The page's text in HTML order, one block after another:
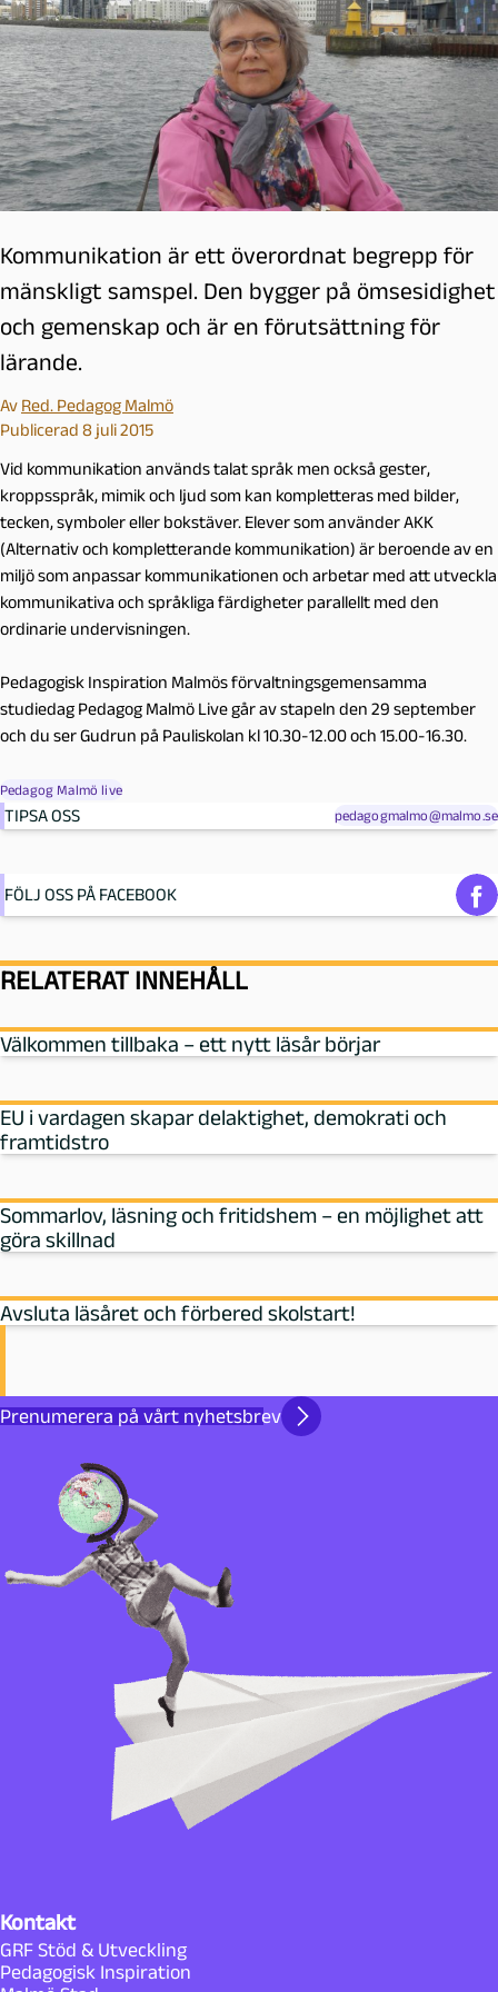
Kommunikation är ett överordnat begrepp för
mänskligt samspel. Den bygger på ömsesidighet
och gemenskap och är en förutsättning för
lärande.
Av Red. Pedagog Malmö
Publicerad 8 juli 2015
Vid kommunikation används talat språk men också gester,
kroppsspråk, mimik och ljud som kan kompletteras med bilder,
tecken, symboler eller bokstäver. Elever som använder AKK
(Alternativ och kompletterande kommunikation) är beroende av en
miljö som anpassar kommunikationen och arbetar med att utveckla
kommunikativa och språkliga färdigheter parallellt med den
ordinarie undervisningen.
Pedagogisk Inspiration Malmös förvaltningsgemensamma
studiedag Pedagog Malmö Live går av stapeln den 29 september
och du ser Gudrun på Pauliskolan kl 10.30-12.00 och 15.00-16.30.
Pedagog Malmö live
TIPSA OSS pedagogmalmo@malmo.se
FÖLJ OSS PÅ FACEBOOK
RELATERAT INNEHÅLL
Välkommen tillbaka – ett nytt läsår börjar
EU i vardagen skapar delaktighet, demokrati och
framtidstro
Sommarlov, läsning och fritidshem – en möjlighet att
göra skillnad
Avsluta läsåret och förbered skolstart!
Prenumerera på vårt nyhetsbrev
Kontakt
GRF Stöd & Utveckling
Pedagogisk Inspiration